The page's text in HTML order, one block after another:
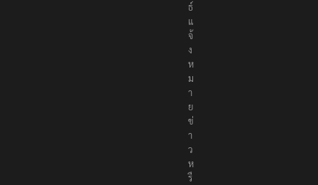
ธ์
แ
จ้
ง
ห
ม
า
ย
ข่
า
ว
ห
รื